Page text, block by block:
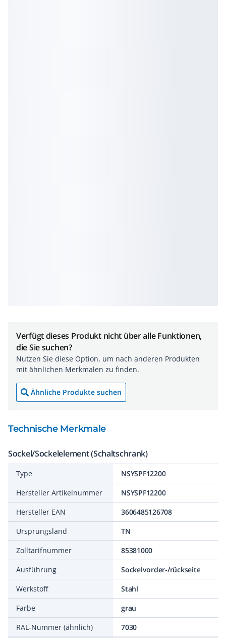
Verfügt dieses Produkt nicht über alle Funktionen,
die Sie suchen?
Nutzen Sie diese Option, um nach anderen Produkten
mit ähnlichen Merkmalen zu finden.
Ähnliche Produkte suchen
Technische Merkmale
Sockel/Sockelelement (Schaltschrank)
Type
NSYSPF12200
Hersteller Artikelnummer
NSYSPF12200
Hersteller EAN
3606485126708
Ursprungsland
TN
Zolltarifnummer
85381000
Ausführung
Sockelvorder-/rückseite
Werkstoff
Stahl
Farbe
grau
RAL-Nummer (ähnlich)
7030